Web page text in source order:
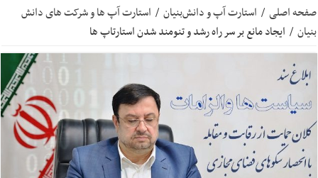
صفحه اصلی / استارت آپ‌ و دانش‌بنیان‌ / استارت آپ ها و شرکت های دانش
بنیان / ایجاد مانع بر سر راه رشد و تنومند شدن استارتاپ ها